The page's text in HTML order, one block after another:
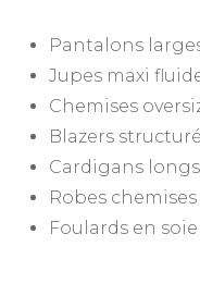
Pantalons
Jupes maxi
Chemises
Blazers
Cardigans longs
Robes
Foulards en